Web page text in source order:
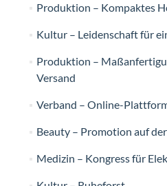
Produktion – Kompaktes
Kultur – Leidenschaft für
Produktion –
Versand
Verband – Online-
Beauty – Promotion auf
Medizin – Kongress für